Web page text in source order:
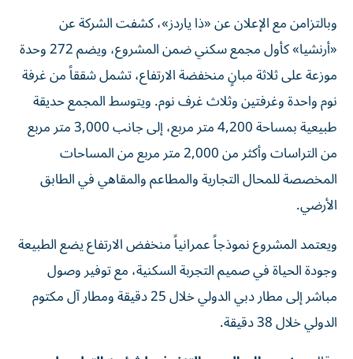
وبالتزامن مع الإعلان عن «ذا ياردز»، كشفت الشركة عن
«أرنشيا» كأول مجمع سكني ضمن المشروع، ويضم 272 وحدة
موزعة على ثلاثة مبانٍ منخفضة الارتفاع، تشمل شققاً من غرفة
نوم واحدة وغرفتين وثلاث غرف نوم. ويتوسط المجمع حديقة
طبيعية بمساحة 4,200 متر مربع، إلى جانب 3,000 متر مربع
من التراسات وأكثر من 2,000 متر مربع من المساحات
المخصصة للمحال التجارية والمطاعم والمقاهي في الطابق
الأرضي.
ويعتمد المشروع نموذجاً عمرانياً منخفض الارتفاع يضع الطبيعة
وجودة الحياة في صميم التجربة السكنية، مع توفير وصول
مباشر إلى مطار دبي الدولي خلال 25 دقيقة ومطار آل مكتوم
الدولي خلال 38 دقيقة.